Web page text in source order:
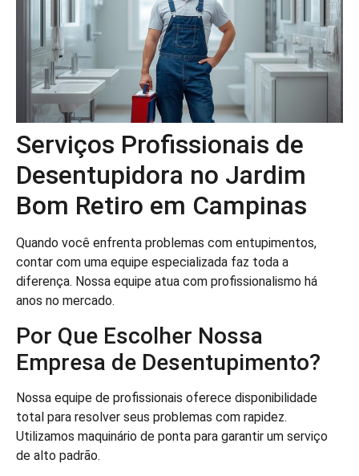
Serviços Profissionais de
Desentupidora no Jardim
Bom Retiro em Campinas
Quando você enfrenta problemas com entupimentos,
contar com uma equipe especializada faz toda a
diferença. Nossa equipe atua com profissionalismo há
anos no mercado.
Por Que Escolher Nossa
Empresa de Desentupimento?
Nossa equipe de profissionais oferece disponibilidade
total para resolver seus problemas com rapidez.
Utilizamos maquinário de ponta para garantir um serviço
de alto padrão.